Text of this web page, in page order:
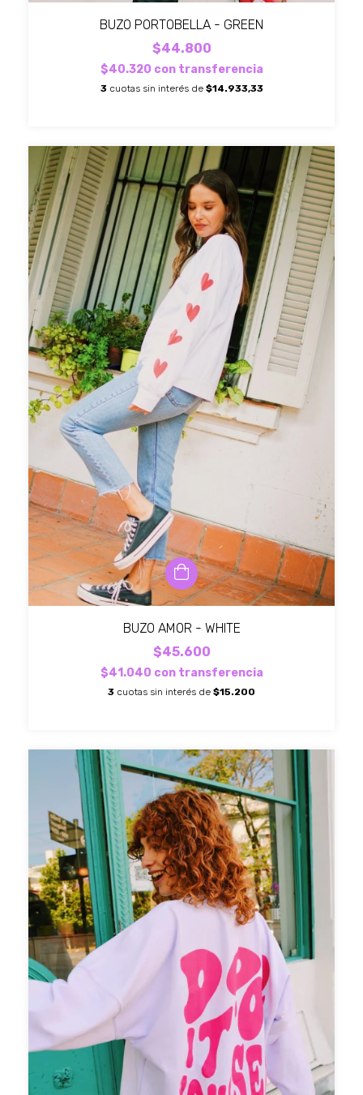
BUZO PORTOBELLA - GREEN
$44.800
$40.320 con transferencia
3 cuotas sin interés de $14.933,33
BUZO AMOR - WHITE
$45.600
$41.040 con transferencia
3 cuotas sin interés de $15.200